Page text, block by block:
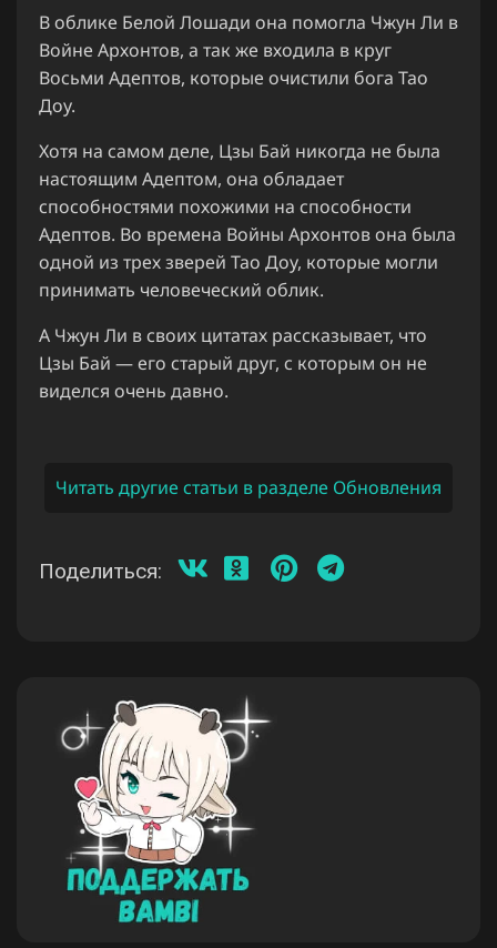
В облике Белой Лошади она помогла Чжун Ли в
Войне Архонтов, а так же входила в круг
Восьми Адептов, которые очистили бога Тао
Доу.
Хотя на самом деле, Цзы Бай никогда не была
настоящим Адептом, она обладает
способностями похожими на способности
Адептов. Во времена Войны Архонтов она была
одной из трех зверей Тао Доу, которые могли
принимать человеческий облик.
А Чжун Ли в своих цитатах рассказывает, что
Цзы Бай — его старый друг, с которым он не
виделся очень давно.
Читать другие статьи в разделе Обновления
Поделиться: